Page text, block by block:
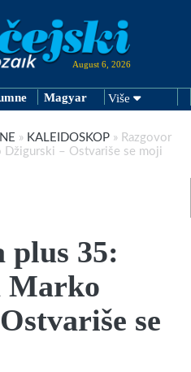
August 6, 2026
Magyar Više
» KALEIDOSKOP » Razgovor
Džigurski – Ostvariše se moji
plus 35:
Marko
se